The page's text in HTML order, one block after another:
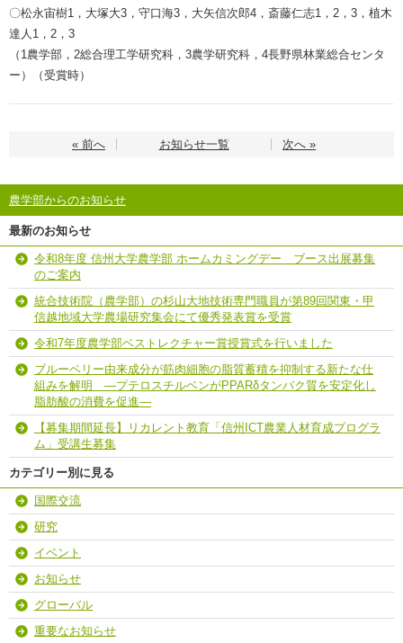
〇松永宙樹1，大塚大3，守口海3，大矢信次郎4，斎藤仁志1，2，3，植木
達人1，2，3
（1農学部，2総合理工学研究科，3農学研究科，4長野県林業総合センタ
ー）（受賞時）
« 前へ お知らせ一覧 次へ »
農学部からのお知らせ
最新のお知らせ
令和8年度 信州大学農学部 ホームカミングデー ブース出展募集
のご案内
統合技術院（農学部）の杉山大地技術専門職員が第89回関東・甲
信越地域大学農場研究集会にて優秀発表賞を受賞
令和7年度農学部ベストレクチャー賞授賞式を行いました
ブルーベリー由来成分が筋肉細胞の脂質蓄積を抑制する新たな仕
組みを解明 ―プテロスチルベンがPPARδタンパク質を安定化し
脂肪酸の消費を促進―
【募集期間延長】リカレント教育「信州ICT農業人材育成プログラ
ム」受講生募集
カテゴリー別に見る
国際交流
研究
イベント
お知らせ
グローバル
重要なお知らせ